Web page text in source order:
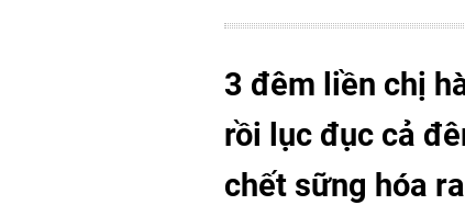
3 đêm liền chị
rồi lục đục cả
chết sững hóa